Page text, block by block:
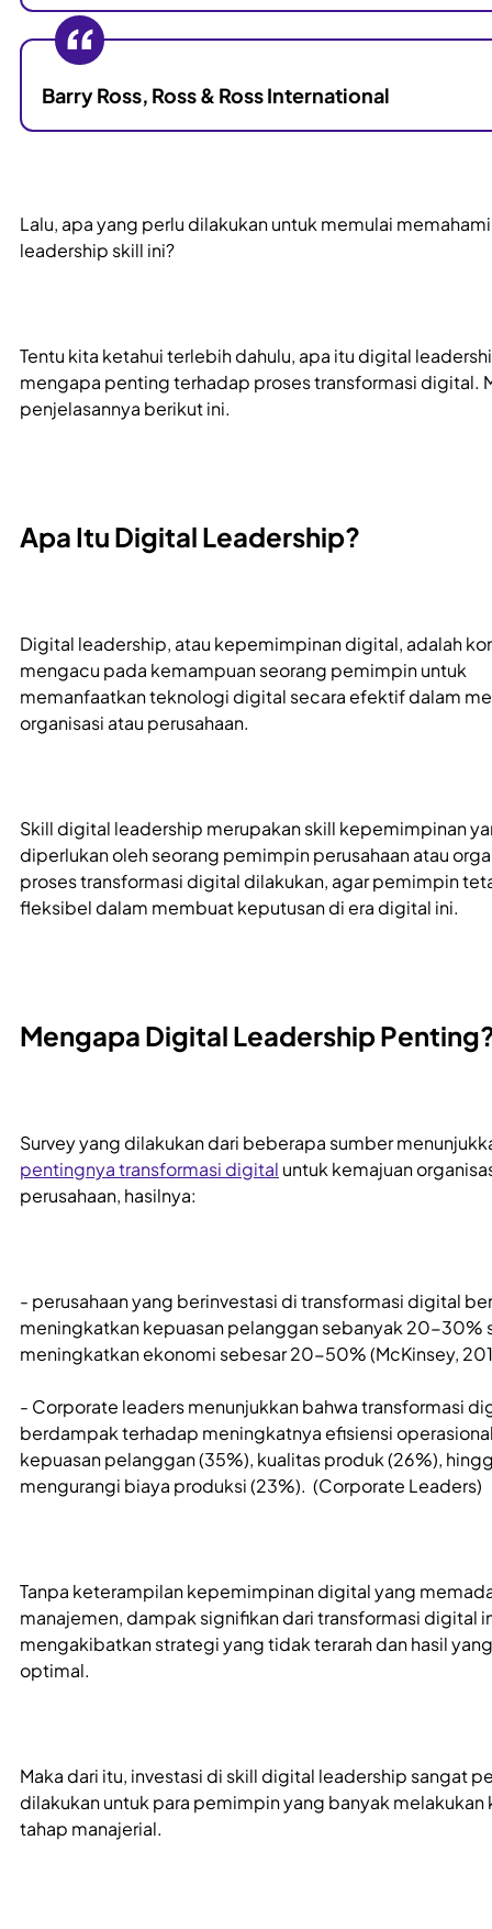
Barry Ross, Ross & Ross International
Lalu, apa yang perlu dilakukan untuk memulai
leadership skill ini?
Tentu kita ketahui terlebih dahulu, apa itu digital
mengapa penting terhadap proses transformasi digital.
penjelasannya berikut ini.
Apa Itu Digital Leadership?
Digital leadership, atau kepemimpinan digital, adalah
mengacu pada kemampuan seorang pemimpin untuk
memanfaatkan teknologi digital secara efektif dalam
organisasi atau perusahaan.
Skill digital leadership merupakan skill kepemimpinan
diperlukan oleh seorang pemimpin perusahaan atau
proses transformasi digital dilakukan, agar pemimpin
fleksibel dalam membuat keputusan di era digital ini.
Mengapa Digital Leadership
Survey yang dilakukan dari beberapa sumber
pentingnya transformasi digital untuk kemajuan
perusahaan, hasilnya:
- perusahaan yang berinvestasi di transformasi digital
meningkatkan kepuasan pelanggan sebanyak 20-30%
meningkatkan ekonomi sebesar 20-50% (McKinsey,
- Corporate leaders menunjukkan bahwa transformasi
berdampak terhadap meningkatnya efisiensi
kepuasan pelanggan (35%), kualitas produk (26%),
mengurangi biaya produksi (23%). (Corporate Leaders)
Tanpa keterampilan kepemimpinan digital yang
manajemen, dampak signifikan dari transformasi digital
mengakibatkan strategi yang tidak terarah dan hasil
optimal.
Maka dari itu, investasi di skill digital leadership sangat
dilakukan untuk para pemimpin yang banyak melakukan
tahap manajerial.